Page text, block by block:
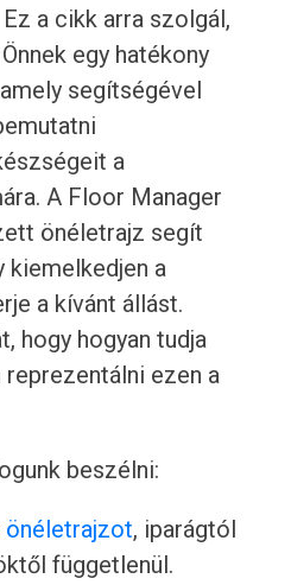
a cikk arra szolgál,
egy hatékony
segítségével
a
A Floor Manager
önéletrajz segít
kiemelkedjen a
a kívánt állást.
hogy hogyan tudja
reprezentálni ezen a
beszélni:
önéletrajzot, iparágtól
függetlenül.